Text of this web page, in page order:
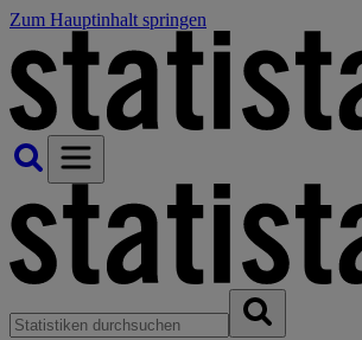
Zum Hauptinhalt springen